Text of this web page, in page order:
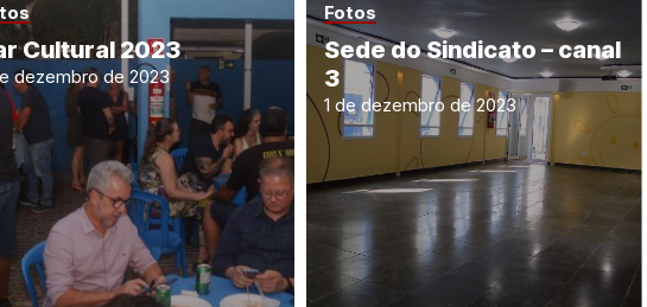
Cultural 2023
dezembro de 2023
Fotos
Sede do Sindicato – canal
3
1 de dezembro de 2023